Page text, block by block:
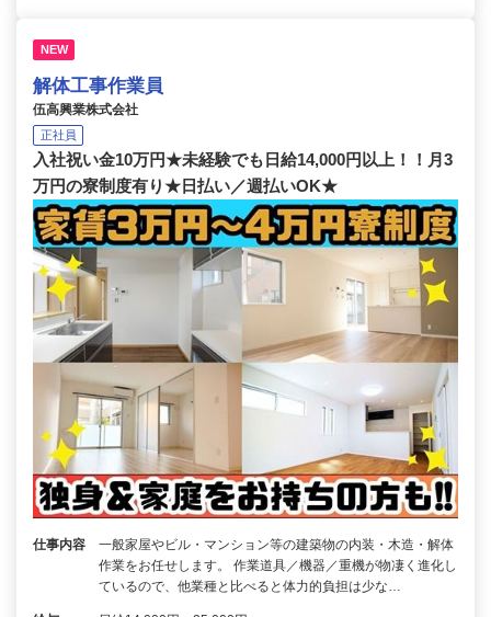
NEW
解体工事作業員
伍高興業株式会社
正社員
入社祝い金10万円★未経験でも日給14,000円以上！！月3
万円の寮制度有り★日払い／週払いOK★
仕事内容
一般家屋やビル・マンション等の建築物の内装・木造・解体
作業をお任せします。 作業道具／機器／重機が物凄く進化し
ているので、他業種と比べると体力的負担は少な…